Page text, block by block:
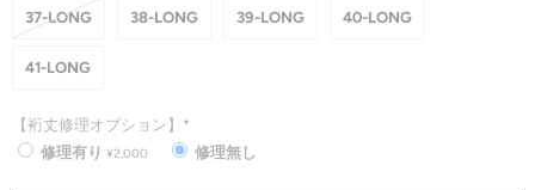
37-LONG 38-LONG 39-LONG 40-LONG
41-LONG
【裄丈修理オプション】*
修理有り ¥2,000 修理無し